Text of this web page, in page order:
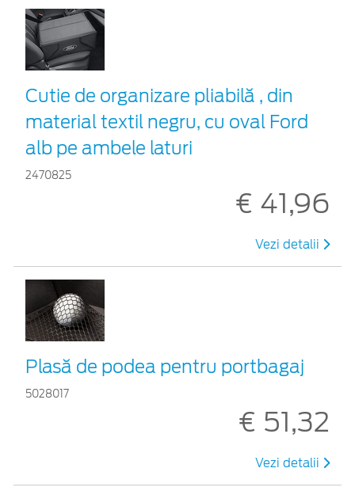
Cutie de organizare pliabilă , din
material textil negru, cu oval Ford
alb pe ambele laturi
2470825
€ 41,96
Vezi detalii
Plasă de podea pentru portbagaj
5028017
€ 51,32
Vezi detalii